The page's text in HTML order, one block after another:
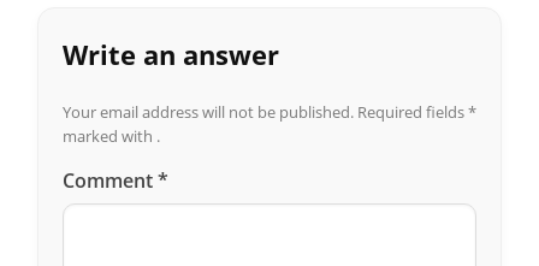
Write an answer
Your email address will not be published. Required fields*
marked with .
Comment*